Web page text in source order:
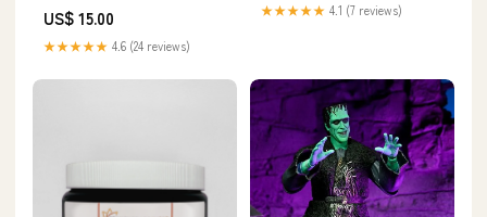
US$ 15.00
★★★★★ 4.6 (24 reviews)
★★★★★ 4.1 (7 reviews)